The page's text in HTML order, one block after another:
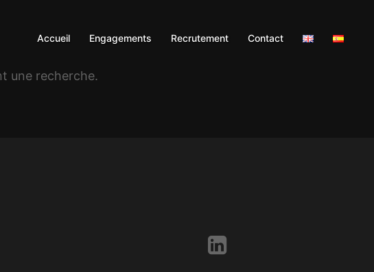
Accueil Engagements Recrutement Contact
une recherche.